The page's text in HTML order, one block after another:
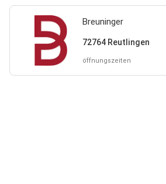
Breuninger
72764 Reutlingen
öffnungszeiten